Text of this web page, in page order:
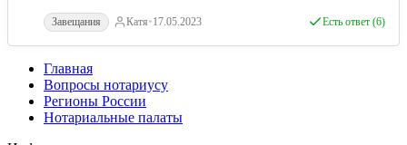
Завещания Катя•17.05.2023 Есть ответ (6)
Главная
Вопросы нотариусу
Регионы России
Нотариальные палаты